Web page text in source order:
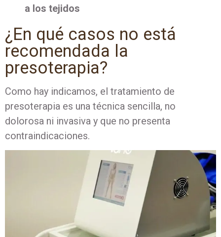
a los tejidos
¿En qué casos no está
recomendada la
presoterapia?
Como hay indicamos, el tratamiento de
presoterapia es una técnica sencilla, no
dolorosa ni invasiva y que no presenta
contraindicaciones.